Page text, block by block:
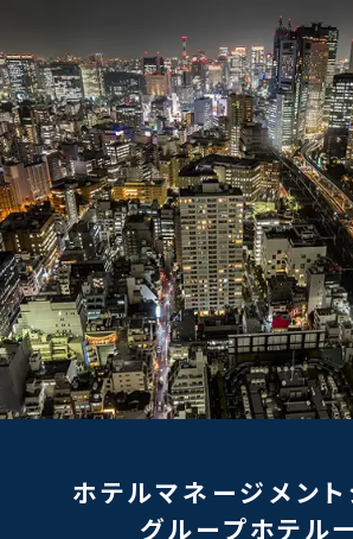
ホテルマネージメン
グループホテル